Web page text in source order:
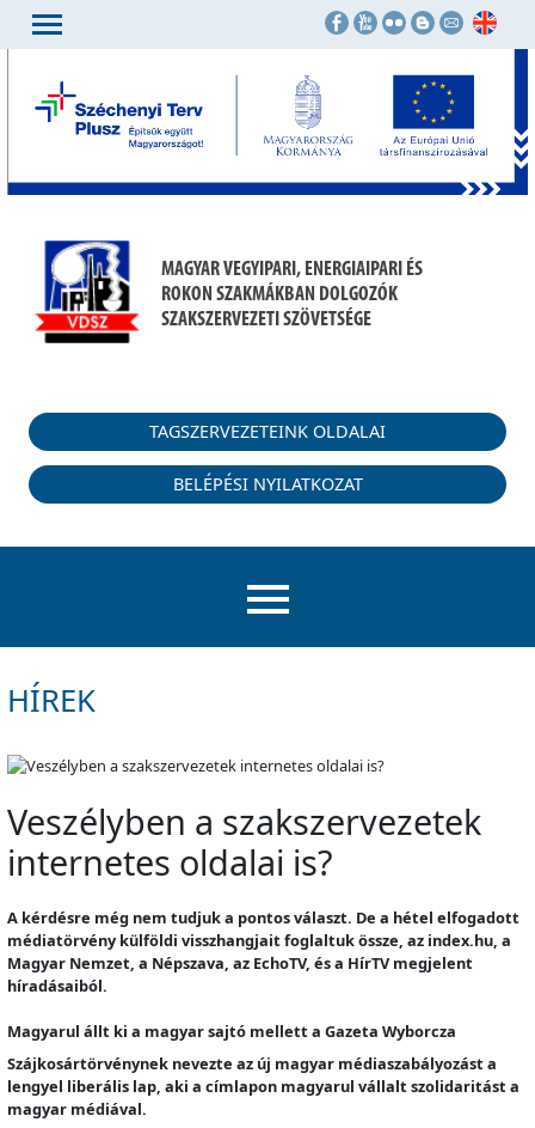
MAGYAR VEGYIPARI, ENERGIAIPARI ÉS
ROKON SZAKMÁKBAN DOLGOZÓK
SZAKSZERVEZETI SZÖVETSÉGE
TAGSZERVEZETEINK OLDALAI
BELÉPÉSI NYILATKOZAT
HÍREK
Veszélyben a szakszervezetek
internetes oldalai is?
A kérdésre még nem tudjuk a pontos választ. De a hétel elfogadott
médiatörvény külföldi visszhangjait foglaltuk össze, az index.hu, a
Magyar Nemzet, a Népszava, az EchoTV, és a HírTV megjelent
híradásaiból.
Magyarul állt ki a magyar sajtó mellett a Gazeta Wyborcza
Szájkosártörvénynek nevezte az új magyar médiaszabályozást a
lengyel liberális lap, aki a címlapon magyarul vállalt szolidaritást a
magyar médiával.